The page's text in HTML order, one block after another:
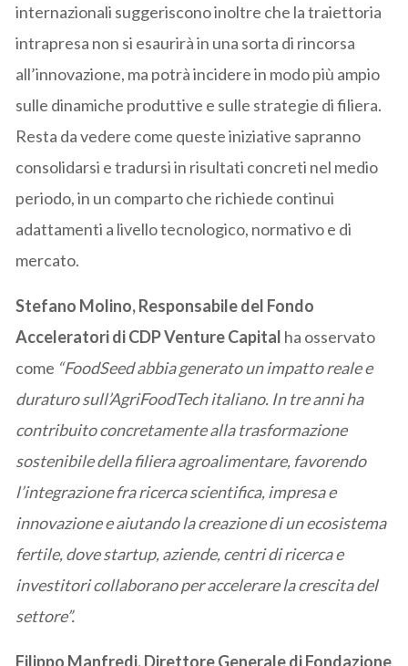
internazionali suggeriscono inoltre che la traiettoria
intrapresa non si esaurirà in una sorta di rincorsa
all’innovazione, ma potrà incidere in modo più ampio
sulle dinamiche produttive e sulle strategie di filiera.
Resta da vedere come queste iniziative sapranno
consolidarsi e tradursi in risultati concreti nel medio
periodo, in un comparto che richiede continui
adattamenti a livello tecnologico, normativo e di
mercato.
Stefano Molino, Responsabile del Fondo
Acceleratori di CDP Venture Capital ha osservato
come “FoodSeed abbia generato un impatto reale e
duraturo sull’AgriFoodTech italiano. In tre anni ha
contribuito concretamente alla trasformazione
sostenibile della filiera agroalimentare, favorendo
l’integrazione fra ricerca scientifica, impresa e
innovazione e aiutando la creazione di un ecosistema
fertile, dove startup, aziende, centri di ricerca e
investitori collaborano per accelerare la crescita del
settore”.
Filippo Manfredi, Direttore Generale di Fondazione